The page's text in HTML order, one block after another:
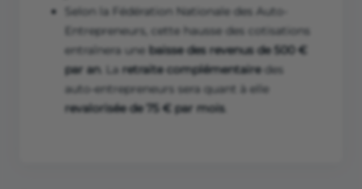
Selon la Fédération Nationale des Auto-
Entrepreneurs, cette hausse des cotisations
entraînera une baisse des revenus de 500 €
par an. La retraite complémentairedes
auto-entrepreneurs sera quant à elle
revalorisée de 75 € par mois.